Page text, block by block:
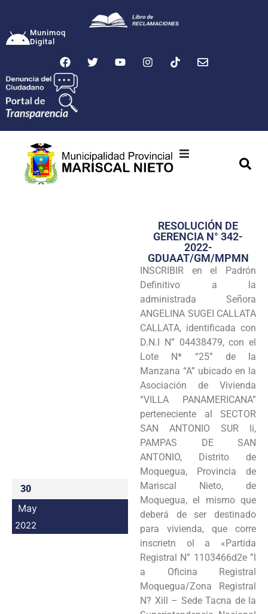
Munimoq
Digital
Transparencia
Seguridad
Programas
Intranet
30
May
2022
RESOLUCIÓN DE
GERENCIA N° 342-
2022-
GDUAAT/GM/MPMN
INSCRIBIR en el Padrón
Definitivo a la
administrada Señora
ANGELINA SUGEI CALLATA
CALLATA, identificada con
D.N.I N” 04438479, con el
Lote N* “25” de la
Manzana “A” ubicado en la
Asociación de Vivienda
“VILLA PANAMERICANA”
perteneciente al SECTOR
SAN ANTONIO SUR li,
PAMPAS DE SAN
ANTONIO, Distrito de
Moquegua, Provincia de
Mariscal Nieto, de
Moquegua, el mismo que
deberá de ser destinado
para vivienda, que corre
inscrietn ol a «Partida
Registral N” 1103466d2e ”l
a Oficina Registral
Moquegua/Zona Registral
N? Xill – Sede Tacna de la